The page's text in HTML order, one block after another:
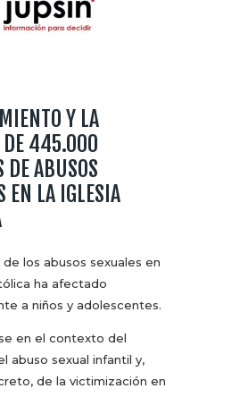
Y LA
DE 445.000
ABUSOS
EN LA IGLESIA
los abusos sexuales en
ha afectado
a niños y adolescentes.
en el contexto del
abuso sexual infantil y,
de la victimización en